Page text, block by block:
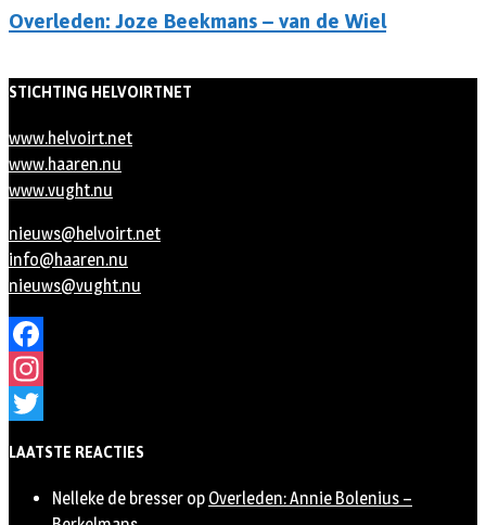
Overleden: Joze Beekmans – van de Wiel
STICHTING HELVOIRTNET
www.helvoirt.net
www.haaren.nu
www.vught.nu
nieuws@helvoirt.net
info@haaren.nu
nieuws@vught.nu
Facebook
Instagram
LAATSTE REACTIES
Nelleke de bresser op Overleden: Annie Bolenius –